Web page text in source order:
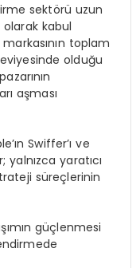
sektörü uzun
olarak kabul
toplam
olduğu
aşması
Swiffer’ı ve
yalnızca yaratıcı
süreçlerinin
güçlenmesi